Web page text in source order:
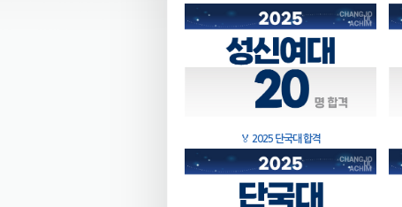
🏅 2025 단국대 합격